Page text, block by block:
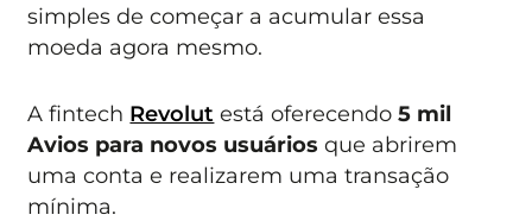
simples de começar a acumular essa
moeda agora mesmo.
A fintech Revolut está oferecendo5 mil
Avios para novos usuários que abrirem
uma conta e realizarem uma transação
mínima.